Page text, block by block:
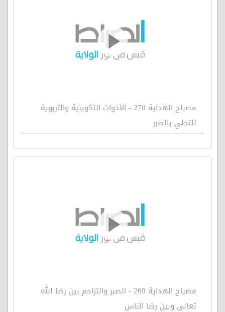
مصباح الهداية 270 - الأدوات التكوينية والتربوية
للتحلي بالصبر
مصباح الهداية 269 - الصبر والتزاحم بين رضا الله
تعالى وبين رضا الناس